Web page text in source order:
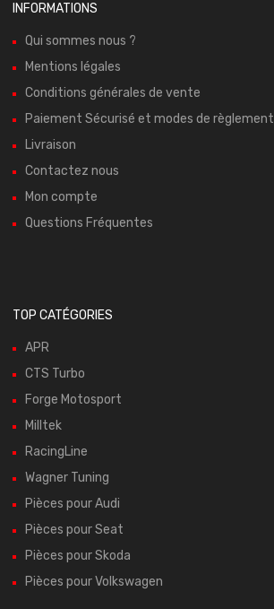
INFORMATIONS
Qui sommes nous ?
Mentions légales
Conditions générales de vente
Paiement Sécurisé et modes de règlement
Livraison
Contactez nous
Mon compte
Questions Fréquentes
TOP CATÉGORIES
APR
CTS Turbo
Forge Motosport
Milltek
RacingLine
Wagner Tuning
Pièces pour Audi
Pièces pour Seat
Pièces pour Skoda
Pièces pour Volkswagen